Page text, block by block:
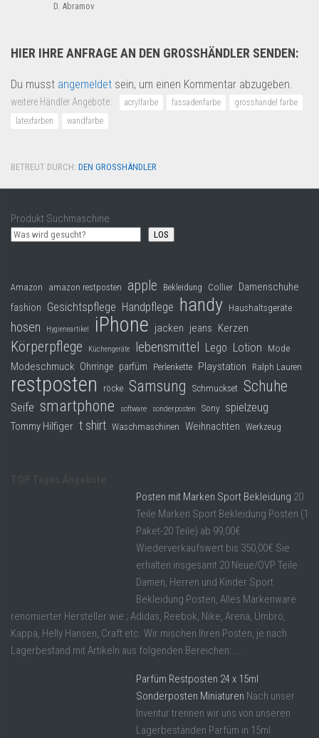
D. Abramov
HIER IHRE ANFRAGE AN DEN GROSSHÄNDLER SENDEN:
Du musst angemeldet sein, um einen Kommentar abzugeben.
weitere Händler Angebote: acrylfarbe fassadenfarbe
grosshandel farbe
latexfarben
wandfarbe
BETREUT DURCH: DEN GROSSHÄNDLER ·
Produkt Suchmaschine
LOS
Amazon amazon restposten apple Bekleidung Collier Damenschuhe
fashion Gesichtspflege Handpflege handy Haushaltsgeräte
hosen Hygieneartikel iPhone jacken jeans Kerzen
Körperpflege Küchengeräte lebensmittel Lego Lotion Mode
Modeschmuck Ohrringe parfüm Perlenkette Playstation Ralph Lauren
restposten röcke Samsung Schmuckset Schuhe
Seife smartphone software sonderposten Sony spielzeug
Tommy Hilfiger t shirt Waschmaschinen Weihnachten Werkzeug
Posten mit Marken Sport Bekleidung 20
Teile Marken Sport Bekleidung Posten (1
Paket-20 Teile) ab 99,00€
Wiederverkaufswert bis 350,00€ Sie
erhalten insgesamt 20 Neue/OVP Teile
Damen, Herren und Kinder Sport
Bekleidung Posten, Alles Markenware
renomierter Hersteller wie ; Adidas, Reebok, Nike, Arena, Umbro,
Kappa, Helly Hansen, Craft etc. Wir mischen Ihren Posten, je nach
Lagerbestand mit Artikeln aus folgenden Bereichen: ...
Parfüm Restposten 24 x 15ml
Sonderposten Miniaturen Nach unser
Inventur trennen wir uns von unseren
Lagerbeständen Parfüm in 15ml